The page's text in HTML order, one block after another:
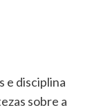
e disciplina
sobre a